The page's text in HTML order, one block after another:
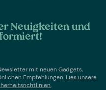
Neuigkeiten und
mit neuen Gadgets,
Empfehlungen. Lies unsere